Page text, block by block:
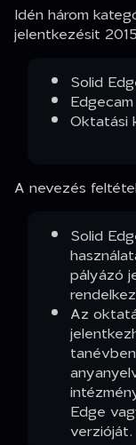
Idén három
jelentkezésit
Solid
Edgecam
Oktatási
A nevezés
Solid
pályázó
Az
Edge
verzióját.